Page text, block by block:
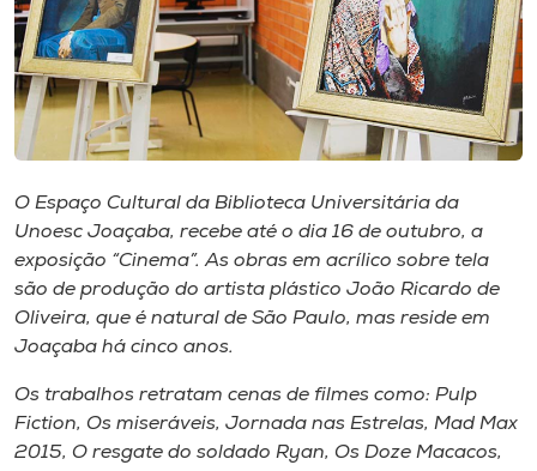
Editora
Rádio
Museu
Unoesc
Store
o idioma
O Espaço Cultural da Biblioteca Universitária da
Unoesc Joaçaba, recebe até o dia 16 de outubro, a
exposição “Cinema”. As obras em acrílico sobre tela
são de produção do artista plástico João Ricardo de
Oliveira, que é natural de São Paulo, mas reside em
Joaçaba há cinco anos.
Os trabalhos retratam cenas de filmes como: Pulp
Fiction, Os miseráveis, Jornada nas Estrelas, Mad Max
2015, O resgate do soldado Ryan, Os Doze Macacos,